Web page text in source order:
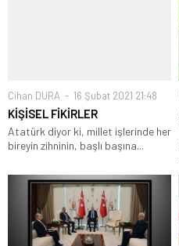
Cihan DURA 16 Şubat 2021 21:48
KİŞİSEL FİKİRLER
Atatürk diyor ki, millet işlerinde her
bireyin zihninin, başlı başına...